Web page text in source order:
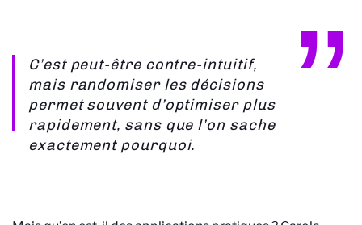
C’est peut-être contre-intuitif,
mais randomiser les décisions
permet souvent d’optimiser plus
rapidement, sans que l’on sache
exactement pourquoi.